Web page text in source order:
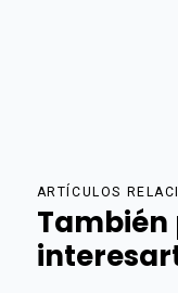
ARTÍCULOS
También